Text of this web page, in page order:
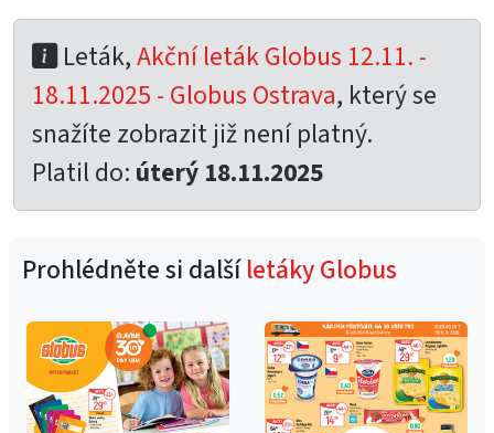
Leták,Akční leták Globus 12.11. -
18.11.2025 - Globus Ostrava, který se
snažíte zobrazit již není platný.
Platil do: úterý 18.11.2025
Prohlédněte si dalšíletáky Globus